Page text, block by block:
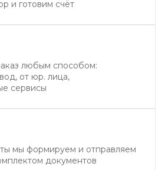
и готовим счёт
любым способом:
от юр. лица,
сервисы
мы формируем и отправляем
документов